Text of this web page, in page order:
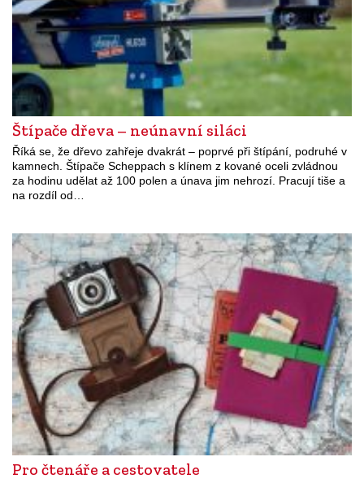
Štípače dřeva – neúnavní siláci
Říká se, že dřevo zahřeje dvakrát – poprvé při štípání, podruhé v
kamnech. Štípače Scheppach s klínem z kované oceli zvládnou
za hodinu udělat až 100 polen a únava jim nehrozí. Pracují tiše a
na rozdíl od…
Pro čtenáře a cestovatele